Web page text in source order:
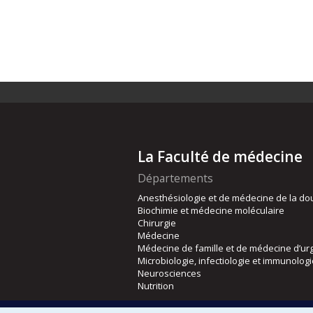
La Faculté de médecine
Départements
Anesthésiologie et de médecine de la
Biochimie et médecine moléculaire
Chirurgie
Médecine
Médecine de famille et de médecine
Microbiologie, infectiologie et
Neurosciences
Nutrition